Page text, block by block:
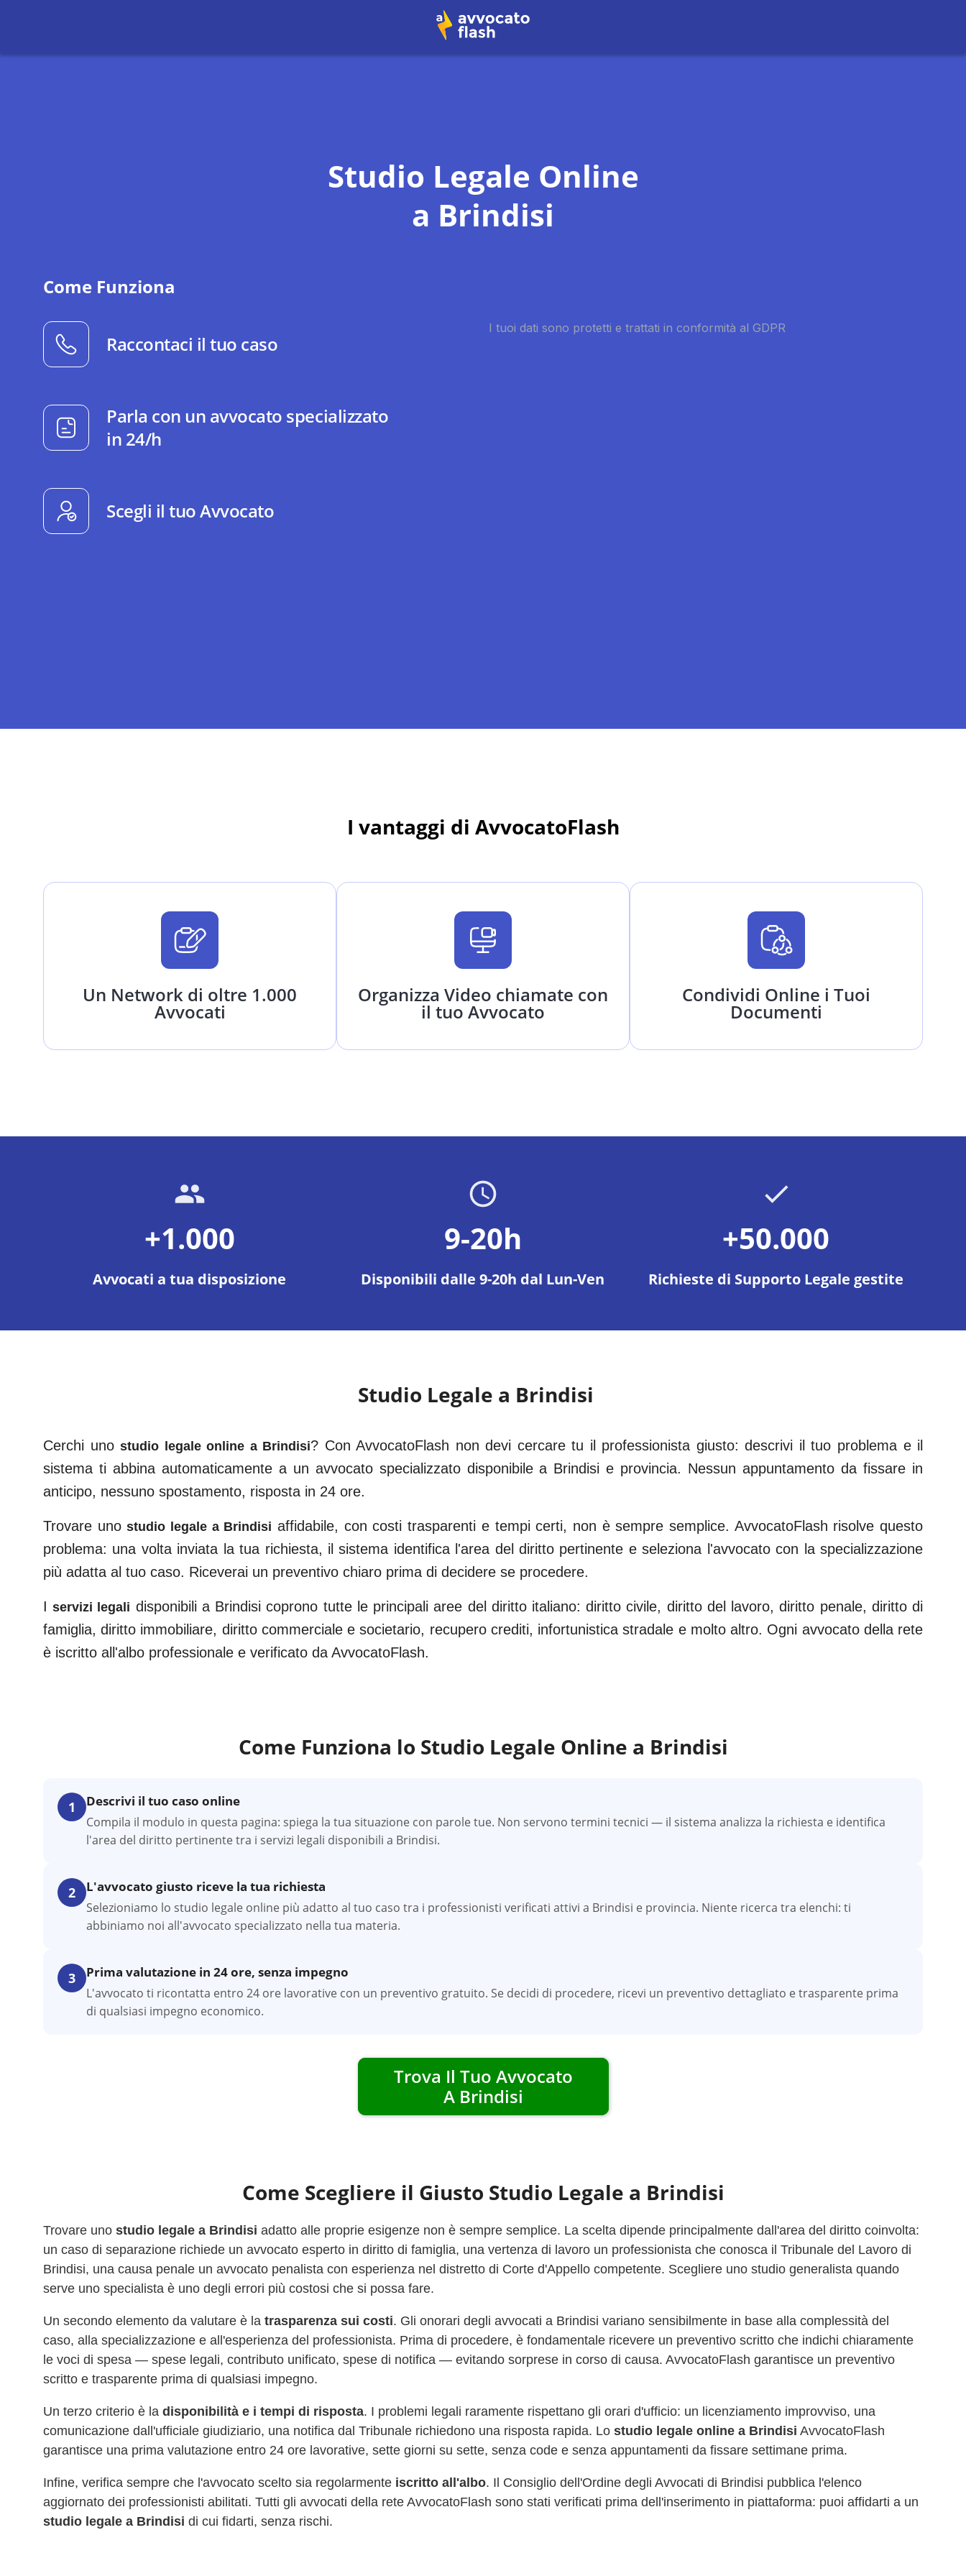
Studio Legale Online
a Brindisi
Come Funziona
Raccontaci il tuo caso
Parla con un avvocato specializzato
in 24/h
Scegli il tuo Avvocato
I vantaggi di AvvocatoFlash
Un Network di oltre 1.000
Avvocati
Organizza Video chiamate con
il tuo Avvocato
Condividi Online i Tuoi
Documenti
+1.000
Avvocati a tua disposizione
9-20h
Disponibili dalle 9-20h dal Lun-Ven
+50.000
Richieste di Supporto Legale gestite
Studio Legale a Brindisi
Cerchi uno studio legale online a Brindisi? Con AvvocatoFlash non devi cercare tu il professionista giusto: descrivi il tuo problema e il
sistema ti abbina automaticamente a un avvocato specializzato disponibile a Brindisi e provincia. Nessun appuntamento da fissare in
anticipo, nessuno spostamento, risposta in 24 ore.
Trovare unostudio legale a Brindisi affidabile, con costi trasparenti e tempi certi, non è sempre semplice. AvvocatoFlash risolve questo
problema: una volta inviata la tua richiesta, il sistema identifica l'area del diritto pertinente e seleziona l'avvocato con la specializzazione
più adatta al tuo caso. Riceverai un preventivo chiaro prima di decidere se procedere.
Iservizi legali disponibili a Brindisi coprono tutte le principali aree del diritto italiano: diritto civile, diritto del lavoro, diritto penale, diritto di
famiglia, diritto immobiliare, diritto commerciale e societario, recupero crediti, infortunistica stradale e molto altro. Ogni avvocato della rete
è iscritto all'albo professionale e verificato da AvvocatoFlash.
Come Funziona lo Studio Legale Online a Brindisi
1 Descrivi il tuo caso online
Compila il modulo in questa pagina: spiega la tua situazione con parole tue. Non servono termini tecnici — il sistema analizza la richiesta e identifica
l'area del diritto pertinente tra i servizi legali disponibili a Brindisi.
2 L'avvocato giusto riceve la tua richiesta
Selezioniamo lo studio legale online più adatto al tuo caso tra i professionisti verificati attivi a Brindisi e provincia. Niente ricerca tra elenchi: ti
abbiniamo noi all'avvocato specializzato nella tua materia.
3 Prima valutazione in 24 ore, senza impegno
L'avvocato ti ricontatta entro 24 ore lavorative con un preventivo gratuito. Se decidi di procedere, ricevi un preventivo dettagliato e trasparente prima
di qualsiasi impegno economico.
Trova Il Tuo Avvocato
A Brindisi
Come Scegliere il Giusto Studio Legale a Brindisi
Trovare uno studio legale a Brindisi adatto alle proprie esigenze non è sempre semplice. La scelta dipende principalmente dall'area del diritto coinvolta:
un caso di separazione richiede un avvocato esperto in diritto di famiglia, una vertenza di lavoro un professionista che conosca il Tribunale del Lavoro di
Brindisi, una causa penale un avvocato penalista con esperienza nel distretto di Corte d'Appello competente. Scegliere uno studio generalista quando
serve uno specialista è uno degli errori più costosi che si possa fare.
Un secondo elemento da valutare è la trasparenza sui costi. Gli onorari degli avvocati a Brindisi variano sensibilmente in base alla complessità del
caso, alla specializzazione e all'esperienza del professionista. Prima di procedere, è fondamentale ricevere un preventivo scritto che indichi chiaramente
le voci di spesa — spese legali, contributo unificato, spese di notifica — evitando sorprese in corso di causa. AvvocatoFlash garantisce un preventivo
scritto e trasparente prima di qualsiasi impegno.
Un terzo criterio è la disponibilità e i tempi di risposta. I problemi legali raramente rispettano gli orari d'ufficio: un licenziamento improvviso, una
comunicazione dall'ufficiale giudiziario, una notifica dal Tribunale richiedono una risposta rapida. Lo studio legale online a Brindisi AvvocatoFlash
garantisce una prima valutazione entro 24 ore lavorative, sette giorni su sette, senza code e senza appuntamenti da fissare settimane prima.
Infine, verifica sempre che l'avvocato scelto sia regolarmente iscritto all'albo. Il Consiglio dell'Ordine degli Avvocati di Brindisi pubblica l'elenco
aggiornato dei professionisti abilitati. Tutti gli avvocati della rete AvvocatoFlash sono stati verificati prima dell'inserimento in piattaforma: puoi affidarti a un
studio legale a Brindisi di cui fidarti, senza rischi.